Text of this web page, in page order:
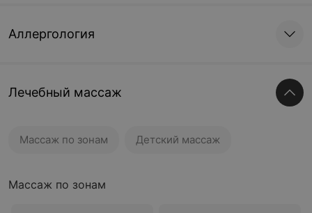
Аллергология
Лечебный массаж
Массаж по зонам Детский массаж
Массаж по зонам